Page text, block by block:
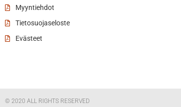
Myyntiehdot
Tietosuojaseloste
Evästeet
© 2020 ALL RIGHTS RESERVED​